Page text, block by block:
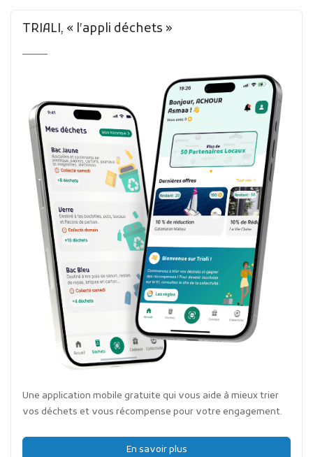
TRIALI, « l’appli déchets »
Une application mobile gratuite qui vous aide à mieux trier
vos déchets et vous récompense pour votre engagement.
En savoir plus